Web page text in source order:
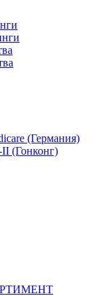
(Германия)
(Гонконг)